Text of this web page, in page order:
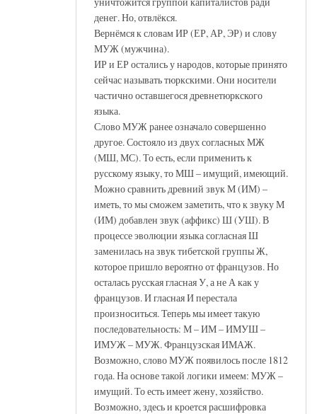
денег. Но, отвлёкся.
Вернёмся к словам ИР (ЕР, АР, ЭР) и слову
МУЖ (мужчина).
ИР и ЕР остались у народов, которые принято
сейчас называть тюркскими. Они носители
частично оставшегося древнетюркского
языка.
Слово МУЖ ранее означало совершенно
другое. Состояло из двух согласных МЖ
(МШ, МС). То есть, если применить к
русскому языку, то МШ – имущий, имеющий.
Можно сравнить древний звук М (ИМ) –
иметь, то мы сможем заметить, что к звуку М
(ИМ) добавлен звук (аффикс) Ш (УШ). В
процессе эволюции языка согласная Ш
заменилась на звук тибетской группы Ж,
которое пришло вероятно от французов. Но
осталась русская гласная У, а не А как у
французов. И гласная И перестала
произноситься. Теперь мы имеет такую
последовательность: М – ИМ – ИМУШ –
ИМУЖ – МУЖ. Французская ИМАЖ.
Возможно, слово МУЖ появилось после 1812
года. На основе такой логики имеем: МУЖ –
имущий. То есть имеет жену, хозяйство.
Возможно, здесь и кроется расшифровка